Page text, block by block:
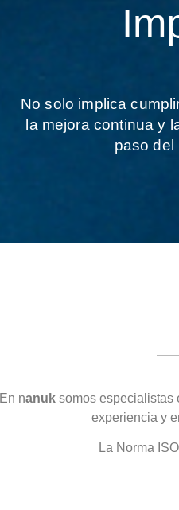
No solo implica
la mejora continua y
paso del
En nanuk somos especialistas
experiencia y
La Norma